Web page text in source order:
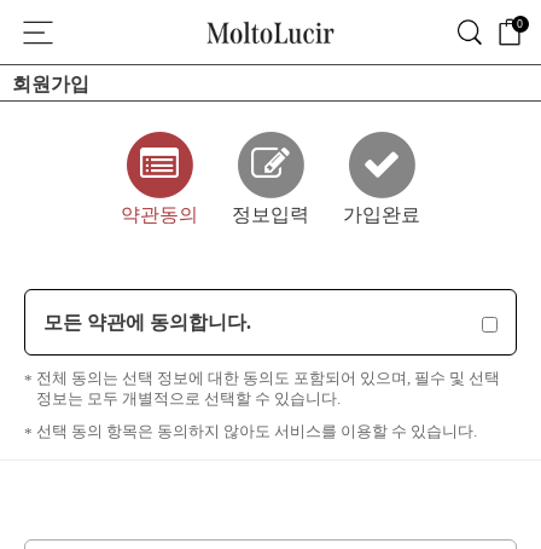
0
회원가입
약관동의 정보입력 가입완료
모든 약관에 동의합니다.
전체 동의는 선택 정보에 대한 동의도 포함되어 있으며, 필수 및 선택
정보는 모두 개별적으로 선택할 수 있습니다.
선택 동의 항목은 동의하지 않아도 서비스를 이용할 수 있습니다.